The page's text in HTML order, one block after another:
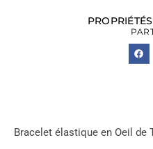
Bracelet élastique en Oeil de